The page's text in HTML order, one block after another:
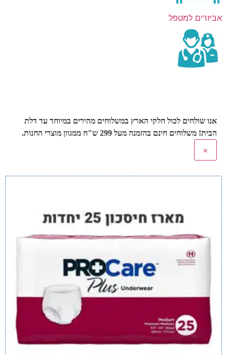
אביזרים למטפל
אנו שולחים לכול חלקי הארץ במשלוחים מהירים במיוחד עד דלת
הבית! משלוחים חינם בהזמנה מעל 299 ש"ח ממגוון מוצרי החנות.
×